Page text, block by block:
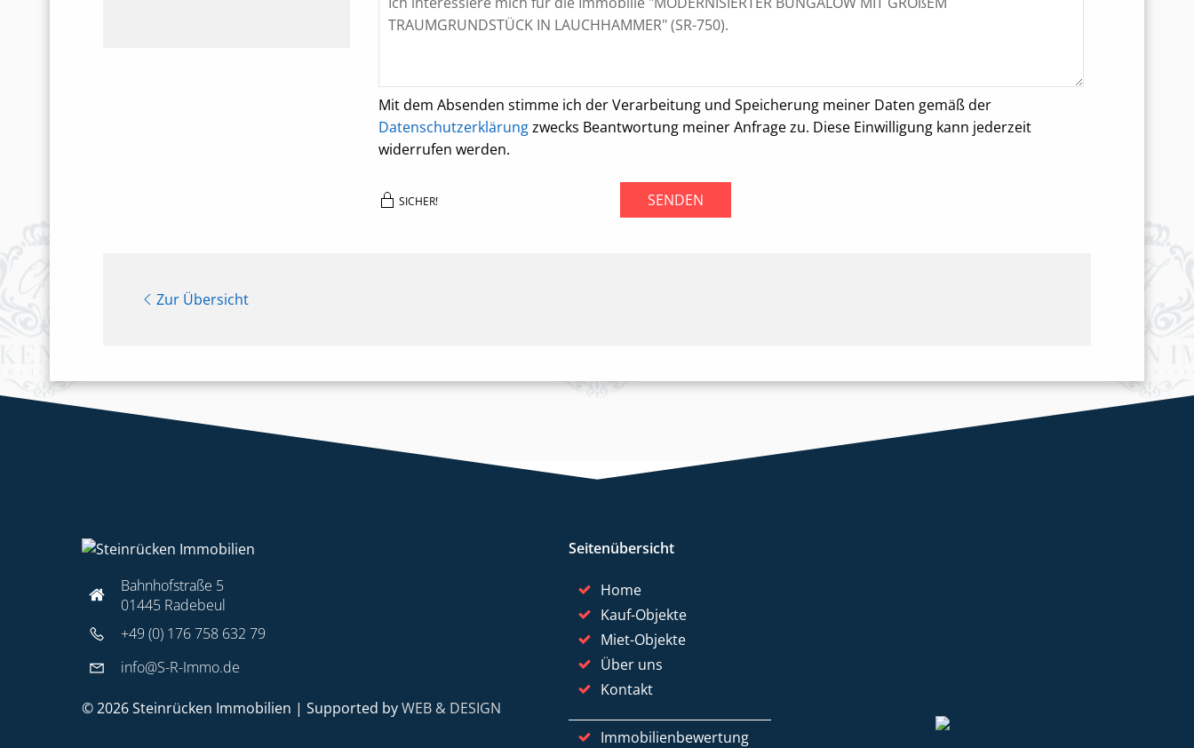
Mit dem Absenden stimme ich der Verarbeitung und Speicherung meiner Daten gemäß der
Datenschutzerklärungzwecks Beantwortung meiner Anfrage zu. Diese Einwilligung kann jederzeit
widerrufen werden.
SICHER! SENDEN
Zur Übersicht
Bahnhofstraße 5
01445 Radebeul
+49 (0) 176 758 632 79
info@S-R-Immo.de
© 2026 Steinrücken Immobilien | Supported byWEB & DESIGN
Seitenübersicht
Home
Kauf-Objekte
Miet-Objekte
Über uns
Kontakt
Immobilienbewertung